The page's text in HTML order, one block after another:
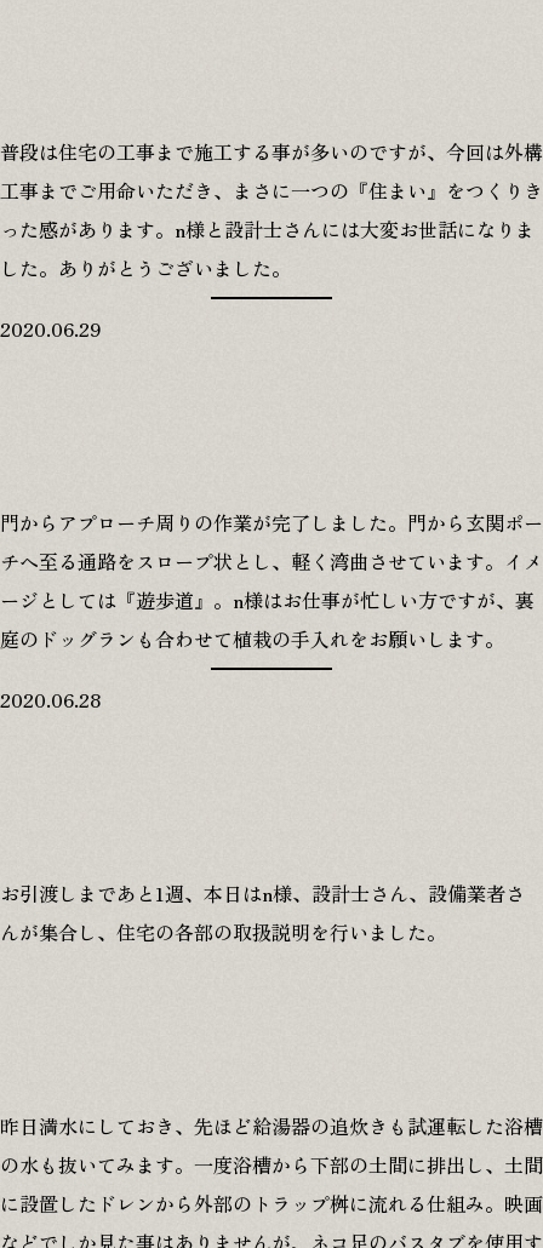
普段は住宅の工事まで施工する事が多いのですが、今回は外構
工事までご用命いただき、まさに一つの『住まい』をつくりき
った感があります。n様と設計士さんには大変お世話になりま
した。ありがとうございました。
2020.06.29
門からアプローチ周りの作業が完了しました。門から玄関ポー
チへ至る通路をスロープ状とし、軽く湾曲させています。イメ
ージとしては『遊歩道』。n様はお仕事が忙しい方ですが、裏
庭のドッグランも合わせて植栽の手入れをお願いします。
2020.06.28
お引渡しまであと1週、本日はn様、設計士さん、設備業者さ
んが集合し、住宅の各部の取扱説明を行いました。
昨日満水にしておき、先ほど給湯器の追炊きも試運転した浴槽
の水も抜いてみます。一度浴槽から下部の土間に排出し、土間
に設置したドレンから外部のトラップ桝に流れる仕組み。映画